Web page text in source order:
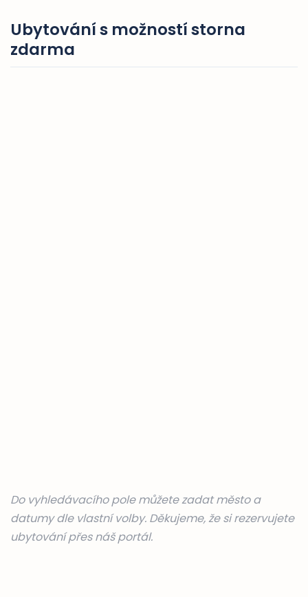
Ubytování s možností storna
zdarma
Do vyhledávacího pole můžete zadat město a
datumy dle vlastní volby. Děkujeme, že si rezervujete
ubytování přes náš portál.